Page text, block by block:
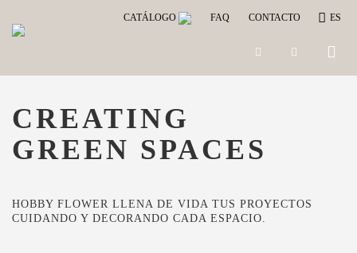
CATÁLOGO FAQ CONTACTO ES
Toggle
CREATING
GREEN SPACES
HOBBY FLOWER LLENA DE VIDA TUS PROYECTOS
CUIDANDO Y DECORANDO CADA ESPACIO.